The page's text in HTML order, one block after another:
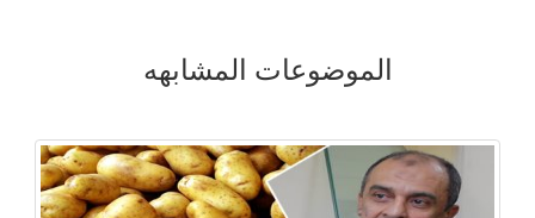
الموضوعات المشابهه